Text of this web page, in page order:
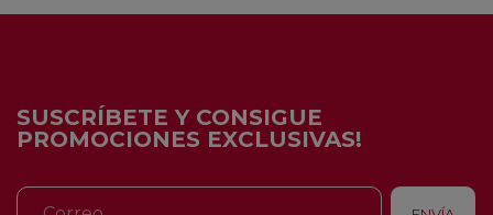
SUSCRÍBETE Y CONSIGUE
PROMOCIONES EXCLUSIVAS!